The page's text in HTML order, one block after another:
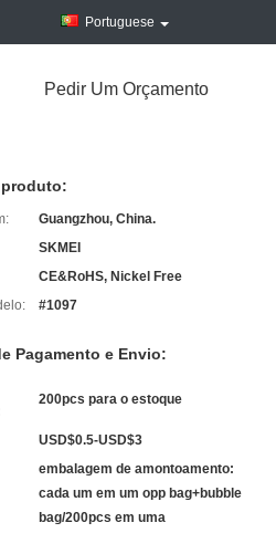
Portuguese
Pedir Um Orçamento
Guangzhou, China.
SKMEI
CE&RoHS, Nickel Free
#1097
Pagamento e Envio:
200pcs para o estoque
USD$0.5-USD$3
embalagem de amontoamento:
cada um em um opp bag+bubble
bag/200pcs em uma